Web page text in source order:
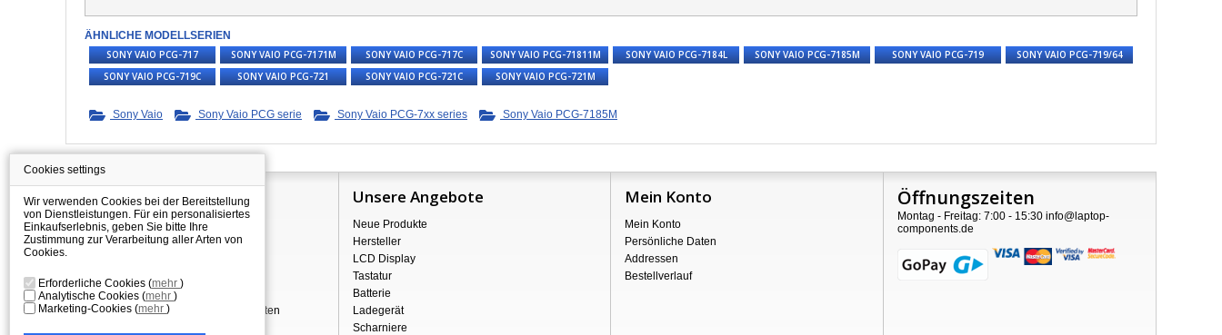
ÄHNLICHE MODELLSERIEN
SONY VAIO PCG-717
SONY VAIO PCG-7171M SONY VAIO PCG-717C SONY VAIO PCG-71811M SONY VAIO PCG-7184L SONY VAIO PCG-7185M SONY VAIO PCG-719
SONY VAIO PCG-719/64
SONY VAIO PCG-719C
SONY VAIO PCG-721 SONY VAIO PCG-721C SONY VAIO PCG-721M
Sony Vaio Sony Vaio PCG serie Sony Vaio PCG-7xx series Sony Vaio PCG-7185M
Information
Über Shopping
Versand
Reklamation & Widerrufsrecht
Geschäftsbedingungen
Verarbeitung personenbezogener Daten
Unsere Angebote
Neue Produkte
Hersteller
LCD Display
Tastatur
Batterie
Ladegerät
Scharniere
Mein Konto
Mein Konto
Persönliche Daten
Addressen
Bestellverlauf
Öffnungszeiten
Montag - Freitag: 7:00 - 15:30 info@laptop-
components.de
Cookies settings
Wir verwenden Cookies bei der Bereitstellung
von Dienstleistungen. Für ein personalisiertes
Einkaufserlebnis, geben Sie bitte Ihre
Zustimmung zur Verarbeitung aller Arten von
Cookies.
Erforderliche Cookies (mehr )
Analytische Cookies (mehr )
Marketing-Cookies (mehr )